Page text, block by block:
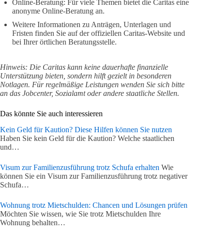
Online-Beratung: Für viele Themen bietet die Caritas eine
anonyme Online-Beratung an.
Weitere Informationen zu Anträgen, Unterlagen und
Fristen finden Sie auf der offiziellen Caritas-Website und
bei Ihrer örtlichen Beratungsstelle.
Hinweis: Die Caritas kann keine dauerhafte finanzielle
Unterstützung bieten, sondern hilft gezielt in besonderen
Notlagen. Für regelmäßige Leistungen wenden Sie sich bitte
an das Jobcenter, Sozialamt oder andere staatliche Stellen.
Das könnte Sie auch interessieren
Kein Geld für Kaution? Diese Hilfen können Sie nutzen
Haben Sie kein Geld für die Kaution? Welche staatlichen
und…
Visum zur Familienzusführung trotz Schufa erhalten Wie
können Sie ein Visum zur Familienzusführung trotz negativer
Schufa…
Wohnung trotz Mietschulden: Chancen und Lösungen prüfen
Möchten Sie wissen, wie Sie trotz Mietschulden Ihre
Wohnung behalten…